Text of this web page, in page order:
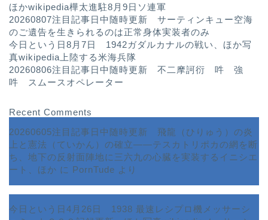
ほかwikipedia樺太進駐8月9日ソ連軍
20260807注目記事日中随時更新 サーティンキュー空海
のご遺告を生きられるのは正常身体実装者のみ
今日という日8月7日 1942ガダルカナルの戦い、ほか写
真wikipedia上陸する米海兵隊
20260806注目記事日中随時更新 不二摩訶衍 吽 強
吽 スムースオペレーター
Recent Comments
20260605注目記事日中随時更新 飛龍（ひりゅう）の炎
上と憲法（ていかん）の確立――テスカトリポカの網を断
ち、地下の反射面陣地に三六九の心臓を実装するイニシエ
ート、ほか に PornTude より
今日という日4月26日 1938 最速レシプロ機メッサーシ